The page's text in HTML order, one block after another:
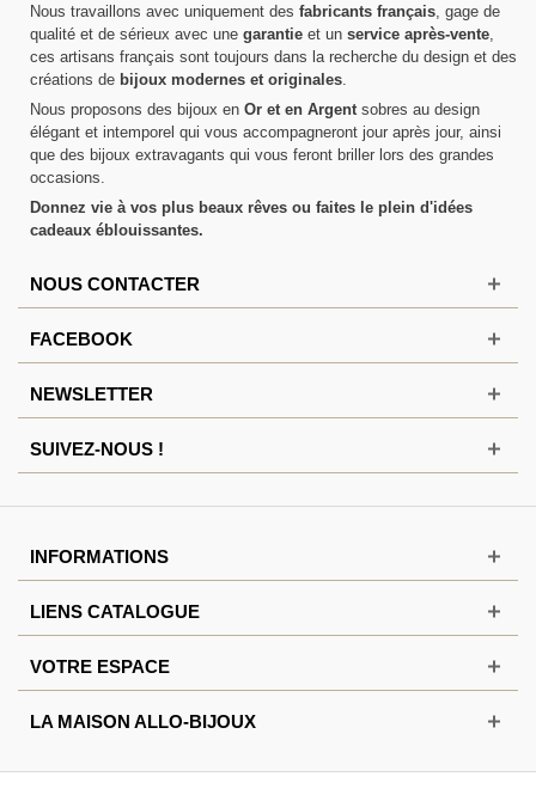
Nous travaillons avec uniquement des fabricants français , gage de
qualité et de sérieux avec une garantie et un service après-vente
ces artisans français sont toujours dans la recherche du design et des
créations de bijoux modernes et originales
Nous proposons des bijoux en Or et en Argent sobres au design
élégant et intemporel qui vous accompagneront jour après jour, ainsi
que des bijoux extravagants qui vous feront briller lors des grandes
occasions.
Donnez vie à vos plus beaux rêves ou faites le plein d'idées
cadeaux éblouissantes.
NOUS CONTACTER
FACEBOOK
NEWSLETTER
SUIVEZ-NOUS !
INFORMATIONS
LIENS CATALOGUE
VOTRE ESPACE
LA MAISON ALLO-BIJOUX